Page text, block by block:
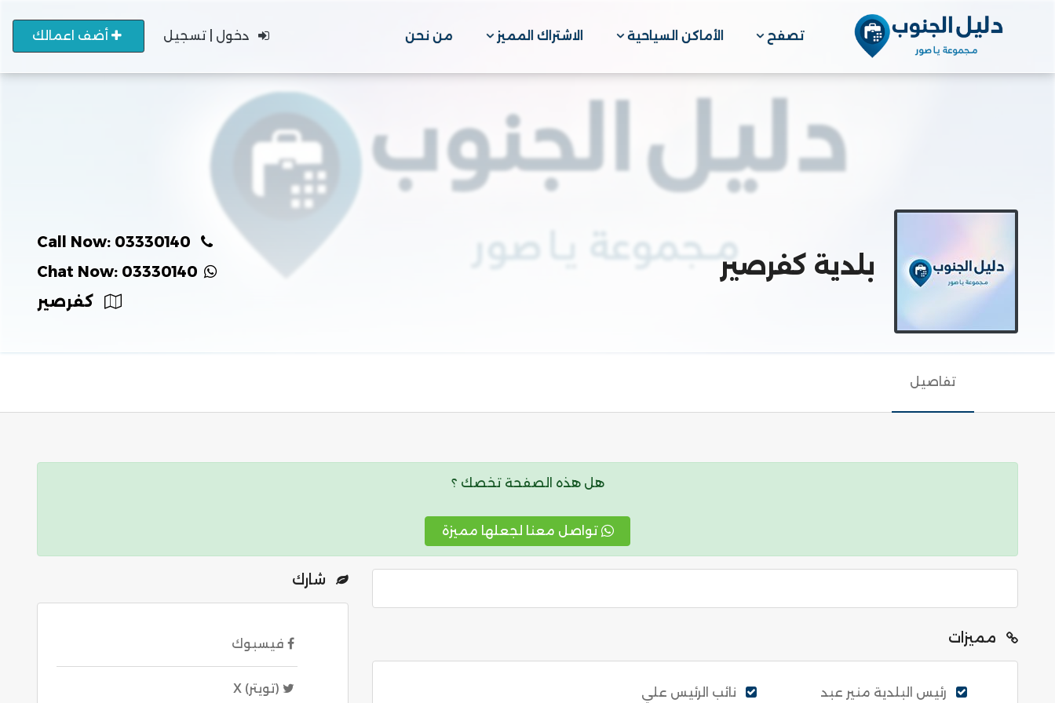
تصفح الأماكن السياحية الاشتراك المميز من نحن دخول | تسجيل أضف اعمالك
بلدية كفرصير
Call Now: 03330140
Chat Now: 03330140
كفرصير
تفاصيل
هل هذه الصفحة تخصك ؟
تواصل معنا لجعلها مميزة
مميزات
رئيس البلدية منير عبد
نائب الرئيس علي
شارك
فيسبوك
(تويتر) X